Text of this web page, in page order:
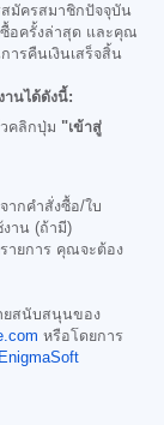
สมัครสมาชิกปัจจุบัน
อครั้งล่าสุด และคุณ
ารคืนเงินเสร็จสิ้น
านได้ดังนี้:
คลิกปุ่ม "เข้าสู่
ากคำสั่งซื้อ/ใบ
าน (ถ้ามี)
ายการ คุณจะต้อง
ยสนับสนุนของ
หรือโดยการ